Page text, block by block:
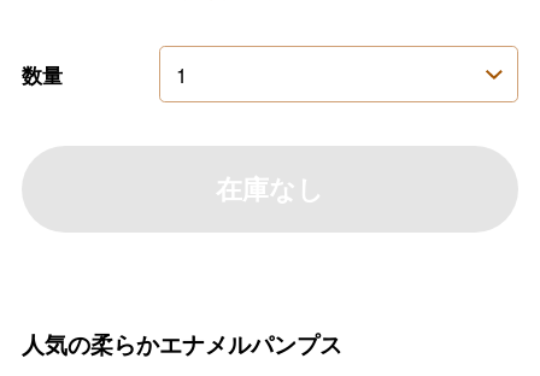
数量
在庫なし
人気の柔らかエナメルパンプス